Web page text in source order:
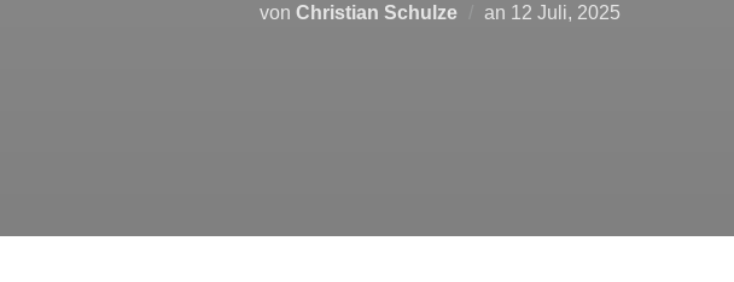
vonChristian Schulze an Veröffentlicht
12 Juli, 2025